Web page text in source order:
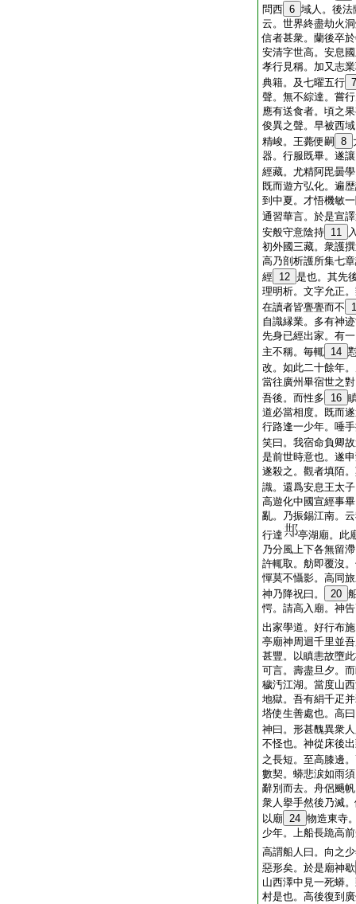
問西 6 域人。後法
云。世界終盡劫火
信者甚衆。蘭後卒
安清字世高。安息
孝行見稱。加又志
典籍。及七曜五行 7
聲。無不綜達。嘗
應有送食者。頃之
俊異之聲。早被西
精峻。王薨便嗣
8
器。行服既畢。遂
經藏。尤精阿毘曇
既而遊方弘化。遍
到中夏。才悟機敏
通習華言。於是宣
安般守意陰持 11
初外國三藏。衆護
高乃剖析護所集七
經 12 是也。其先
理明析。文字允正
在讀者皆亹亹而不
自識縁業。多有神
先身已經出家。有
主不稱。毎輒 14
改。如此二十餘年
當往廣州畢宿世之
吾後。而性多
16
道必當相度。既而
行路逢一少年。唾
笑曰。我宿命負卿
是前世時意也。遂
遂殺之。觀者填陌
識。還爲安息王太
高遊化中國宣經事
亂。乃振錫江南。
行達
亭湖廟。此
乃分風上下各無留
許輒取。舫即覆沒
憚莫不懾影。高同
神乃降祝曰。
20
愕。請高入廟。神
出家學道。好行布
亭廟神周迴千里並
甚豐。以瞋恚故墮
可言。壽盡旦夕。
穢汚江湖。當度山
地獄。吾有絹千疋
塔使生善處也。高
神曰。形甚醜異衆
不怪也。神從床後
之長短。至高膝邊
數契。蟒悲涙如雨
辭別而去。舟侶颺
衆人擧手然後乃滅
以廟 24 物造東寺
少年。上船長跪高
高謂船人曰。向之
惡形矣。於是廟神歇
山西澤中見一死蟒
村是也。高後復到